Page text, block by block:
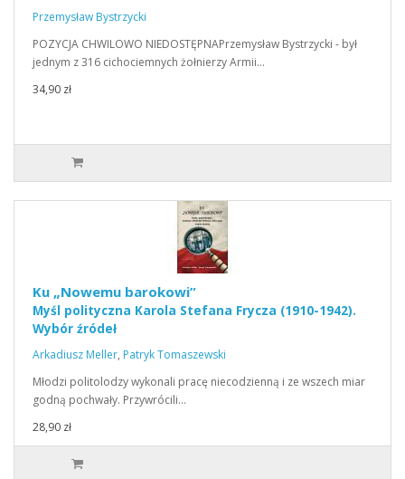
Przemysław Bystrzycki
POZYCJA CHWILOWO NIEDOSTĘPNAPrzemysław Bystrzycki - był
jednym z 316 cichociemnych żołnierzy Armii…
34,90 zł
Ku „Nowemu barokowi”
Myśl polityczna Karola Stefana Frycza (1910-1942).
Wybór źródeł
Arkadiusz Meller, Patryk Tomaszewski
Młodzi politolodzy wykonali pracę niecodzienną i ze wszech miar
godną pochwały. Przywrócili…
28,90 zł